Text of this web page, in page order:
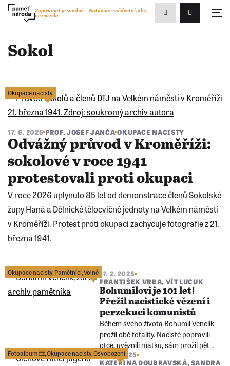
Přihlášení/
Zapomínat je snadné...Natáčíme svědectví, aby
nezmizela
Zobrazit
vyhledávání
Sokol
Okupace nacisty
17. 6. 2026 PROF. JOSEF JANČA OKUPACE NACISTY
Odvážný průvod v Kroměříži:
sokolové v roce 1941
protestovali proti okupaci
V roce 2026 uplynulo 85 let od demonstrace členů Sokolské
župy Haná a Dělnické tělocvičné jednoty na Velkém náměstí
v Kroměříži. Protest proti okupaci zachycuje fotografie z 21.
března 1941.
Okupace nacisty,Pamětníci,Volné 17. 2. 2025
FRANTIŠEK VRBA, VÍT LUCUK
Bohumilovi je 101 let!
Přežil nacistické vězení i
perzekuci komunistů
Během svého života Bohumil Venclík
prožil obě totality. Nacisté popravili
otce, uvěznili matku, sám prožil pět
měsíců nacistického kriminálu. V roce
Fotoalbum 🎞️,Okupace nacisty,Osvobození
10. 2. 2025
KATEŘINA DOUBRAVSKÁ,SANDRA